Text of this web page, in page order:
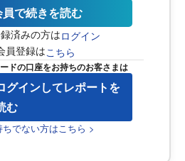
で続きを読む
済みの方はログイン
員登録はこちら
ドの口座をお持ちのお客さまは
グインしてレポートを
む
でない方はこちら >